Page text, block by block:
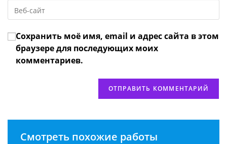
чтобы
прокомментировать
адрес,
чтобы
URL
веб-
сайта
(необязательно)
Сохранить моё имя, email и адрес сайта в этом
браузере для последующих моих
комментариев.
Смотреть похожие работы